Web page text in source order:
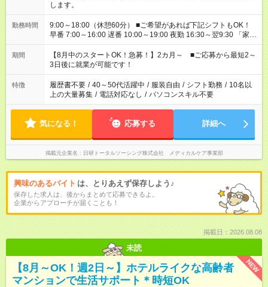
します。
勤務時間
9:00～18:00（休憩60分） ■ご希望があれば下記シフトもOK！
早番 7:00～16:00 遅番 10:00～19:00 夜勤 16:30～翌9:30 「家族
と休みを合わせたい」 「余裕を持って夕飯の準備がしたい」
「できれば残業はしたくない」 など、ご希望を教えてください
ね。 ※Wワーク希望の方へ 今ご覧のお仕事で希望する勤務時間
と、もう1つのお仕事の勤務時間。 合計で週40時間を超える場
合は応募できません。
期間
【8月中のスタートOK！急募！】2カ月～ ■ご応募から最短2～
3日後に就業が可能です！
特徴 履歴書不要 / 40～50代活躍中 / 服装自由 / シフト勤務 / 10名以
上の大量募集 / 電話対応なし / パソコンスキル不要
気になる！ 応募する 詳細へ
掲載元企業名 日研トータルソーシング株式会社 メディカルケア事業部
興味のあるバイト は、とりあえず保存しよう♪
保存した求人は、後からまとめて応募できるよ。
企業からアプローチが届くことも！
掲載日：2026.08.08
未読
NEW
【8月～OK！週2日～】ホテルライクな高齢者
マンションで生活サポート＊時短OK